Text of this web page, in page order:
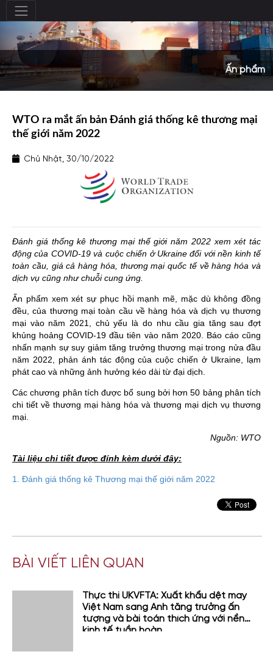
Ấn phẩm
WTO ra mắt ấn bản Đánh giá thống kê thương mại
thế giới năm 2022
Chủ Nhật, 30/10/2022
Đánh giá thống kê thương mại thế giới năm 2022 xem xét tác
động của COVID-19 và cuộc chiến ở Ukraine đối với nền kinh tế
toàn cầu, giá cả hàng hóa, thương mại quốc tế về hàng hóa và
dịch vụ cũng như chuỗi cung ứng.
Ấn phẩm xem xét sự phục hồi mạnh mẽ, mặc dù không đồng
đều, của thương mại toàn cầu về hàng hóa và dịch vụ thương
mại vào năm 2021, chủ yếu là do nhu cầu gia tăng sau đợt
khủng hoảng COVID-19 đầu tiên vào năm 2020. Báo cáo cũng
nhấn mạnh sự suy giảm tăng trưởng thương mại trong nửa đầu
năm 2022, phản ánh tác động của cuộc chiến ở Ukraine, lạm
phát cao và những ảnh hưởng kéo dài từ đại dịch.
Các chương phân tích được bổ sung bởi hơn 50 bảng phân tích
chi tiết về thương mại hàng hóa và thương mại dịch vụ thương
mại.
Nguồn: WTO
Tài liệu chi tiết được đính kèm dưới đây:
1. Đánh giá thống kê Thương mại thế giới năm 2022
BÀI VIẾT LIÊN QUAN
Thực thi UKVFTA: Xuất khẩu dệt may
Việt Nam sang Anh tăng trưởng ấn
tượng và bài toán thích ứng với nền
kinh tế tuần hoàn